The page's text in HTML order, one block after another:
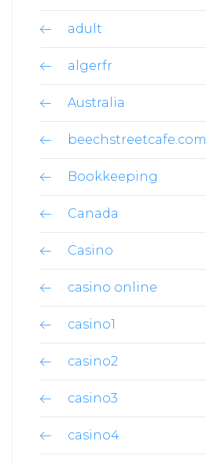
adult
algerfr
Australia
beechstreetcafe.com
Bookkeeping
Canada
Casino
casino online
casino1
casino2
casino3
casino4